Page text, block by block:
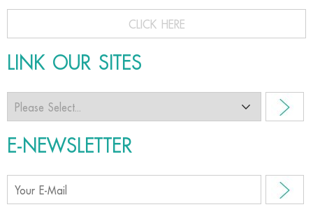
CLICK HERE
LINK OUR SITES
E-NEWSLETTER